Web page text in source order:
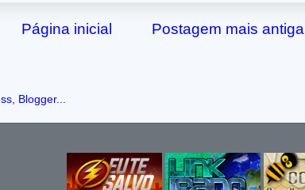
Postagem mais antiga
Página inicial